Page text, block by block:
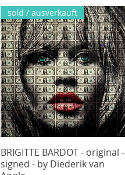
Gyorsnézet
sold / ausverkauft
BRIGITTE BARDOT - original -
signed - by Diederik van